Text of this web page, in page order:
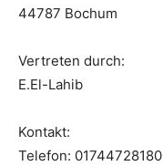
44787 Bochum
Vertreten durch:
E.El-Lahib
Kontakt:
Telefon: 01744728180